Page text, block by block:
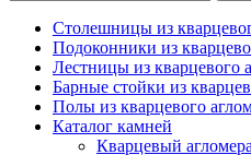
Столешницы из
Подоконники из
Лестницы из кварцевого
Барные стойки из
Полы из кварцевого
Каталог камней
Кварцевый